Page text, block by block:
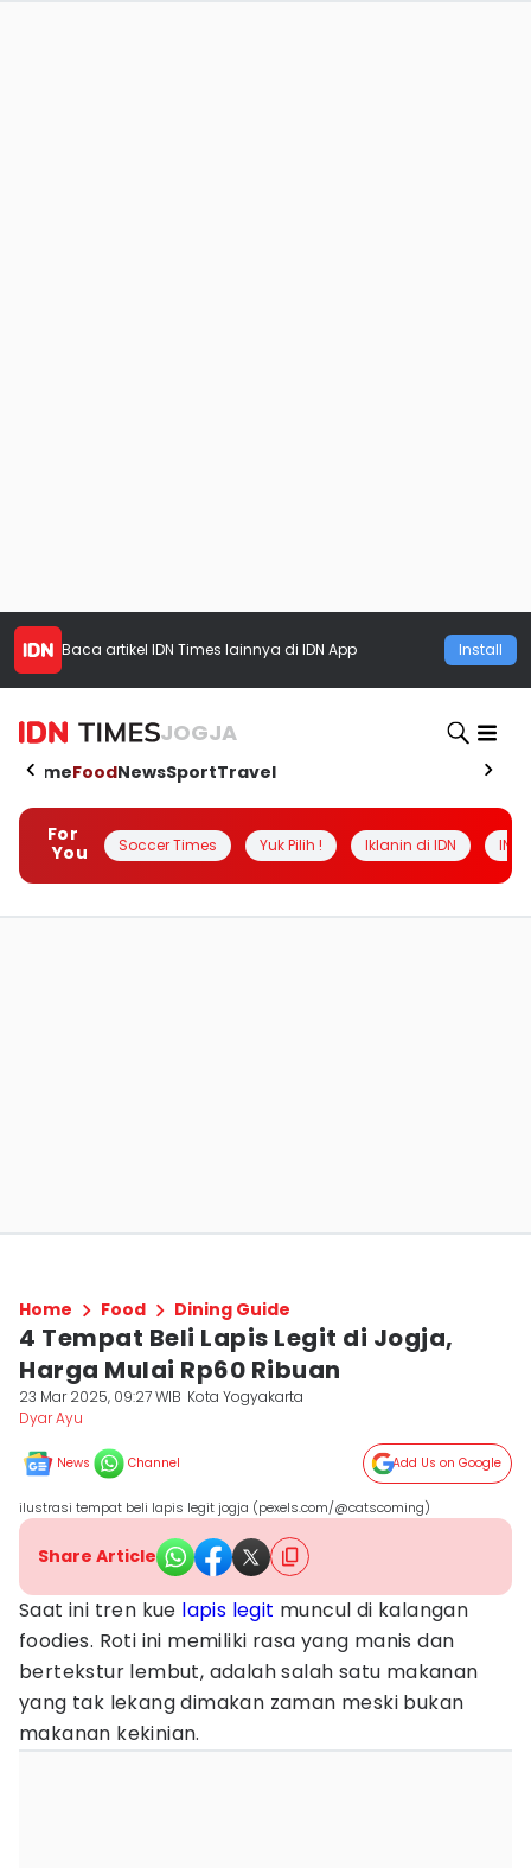
Baca artikel IDN Times lainnya di IDN App Install
JOGJA
HomeFoodNewsSportTravel
For
You
Soccer Times Yuk Pilih ! Iklanin di IDN
Home Food Dining Guide
4 Tempat Beli Lapis Legit di Jogja,
Harga Mulai Rp60 Ribuan
23 Mar 2025, 09:27 WIB Kota Yogyakarta
Dyar Ayu
News Channel Add Us on Google
ilustrasi tempat beli lapis legit jogja (pexels.com/@catscoming)
Share Article
Saat ini tren kue lapis legit muncul di kalangan
foodies. Roti ini memiliki rasa yang manis dan
bertekstur lembut, adalah salah satu makanan
yang tak lekang dimakan zaman meski bukan
makanan kekinian.